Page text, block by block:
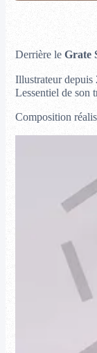
Derrière le Grate
Illustrateur
Lessentiel de son
Composition